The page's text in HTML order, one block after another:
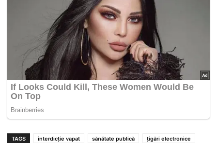
TAGS interdicție vapat sănătate publică
țigări electronice